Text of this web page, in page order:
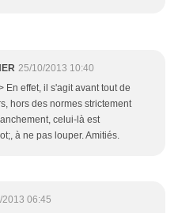
25/10/2013 10:40
En effet, il s'agit avant tout de
hors des normes strictement
celui-là est
à ne pas louper. Amitiés.
2013 06:45